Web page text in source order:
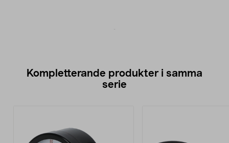
Kompletterande produkter i samma
serie